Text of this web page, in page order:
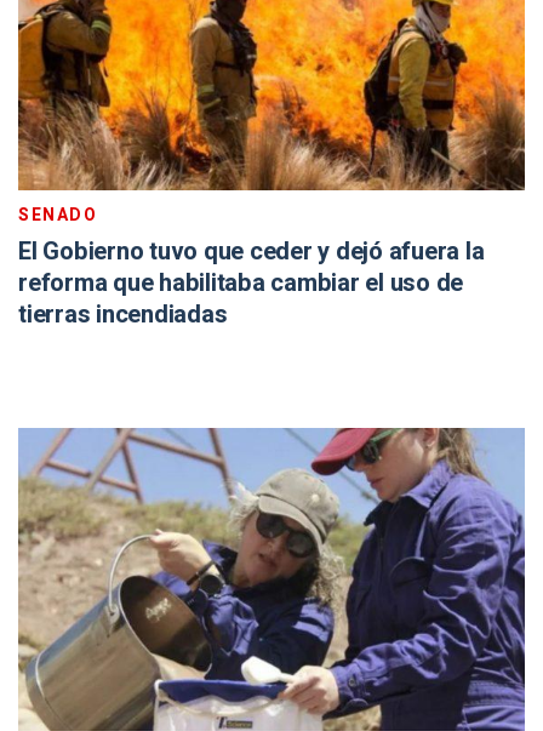
SENADO
El Gobierno tuvo que ceder y dejó afuera la
reforma que habilitaba cambiar el uso de
tierras incendiadas